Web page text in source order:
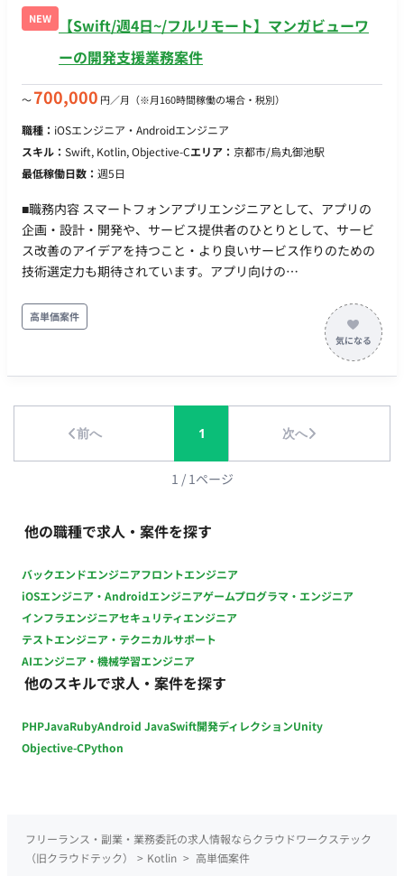
ールバックをどうするか」といった、AI特有のバックエンド課
題を解決していただきます。 デイリースタンドアップなどのミ
ーティングはチーム合同で実施しており、プロダクトやシステ
て価値提供に取り組んでいただきます。ご本人のスキルと希望
（Google Cloud / Azure）や、他メンバーのメンタリングとい
った業務に取り組むことも可能です。 【応募資格（必須）】 ・
生成AI（外部API等）を組み込んだWebアプリケーションにおけ
ーマンス最適化（非同期処理・レスポンス改善等）、および運
用・改善の一連の経験 ・生成AI、音声処理、自然言語処理領域
における各社の最新APIやマネージドサービスの情報を日常的に
収集・技術検証し、システム要件に合わせて最適な技術を選
定・バックエンドに実装することで顧客の課題解決を推進した
経験
NEW
【Swift/週4日~/フルリモート】マンガビューワ
ーの開発支援業務案件
〜700,000 円／月 （※月160時間稼働の場合・税別）
職種： iOSエンジニア・Androidエンジニア
スキル： Swift, Kotlin, Objective-Cエリア： 京都市/烏丸御池駅
最低稼働日数： 週5日
■職務内容 スマートフォンアプリエンジニアとして、アプリの
企画・設計・開発や、サービス提供者のひとりとして、サービ
ス改善のアイデアを持つこと・より良いサービス作りのための
技術選定力も期待されています。アプリ向けの
スや互換性について合意を取りながら開発を進めています。 ■
主な内容 アプリ開発全般：アプリの企画・設計・開発業務（新
規アプリおよび運営中の既存アプリなど） 技術の調査・導入：
ユーザー体験向上のためのモダン技術の調査・導入 データ分析
の環境整備とテストケースの拡充 業務効率化： 開発環境改善の
ための各種自動化 継続的改善： コード品質やアーキテクチャの
継続的改善 チームの取り組み： 開発チームとしての知見共有や
Swift（iOS）、Kotlin（Android） アーキテクチャ： MVVM、
Clean Architectureなど UIフレームワーク：
Compose/Jetpack（Android） データベース：
CoreData（iOS）、Room（Android）、Realm 非同期処理：
Swift Concurrency/Combine（iOS）、Kotlin
Coroutines（Android） API： GraphQL（Apollo
Client）/REST CI/CD： CircleCI、GitHub Actions、fastlane、
Dangerなど その他ツール・ライブラリ：
ktlint/Spotless/Dagger Hiltなど（Android） 外部サービス：
Firebase、Figma、Miro、Asanaなど ソースコード管理：
高単価案件
前へ 1 次へ
1 / 1ページ
他の職種で求人・案件を探す
バックエンドエンジニアフロントエンジニア
iOSエンジニア・Androidエンジニアゲームプログラマ・エンジニア
インフラエンジニアセキュリティエンジニア
テストエンジニア・テクニカルサポート
AIエンジニア・機械学習エンジニア
他のスキルで求人・案件を探す
PHPJavaRubyAndroid JavaSwift開発ディレクションUnity
Objective-CPython
フリーランス・副業・業務委託の求人情報ならクラウドワークステック
（旧クラウドテック）
> Kotlin > 高単価案件